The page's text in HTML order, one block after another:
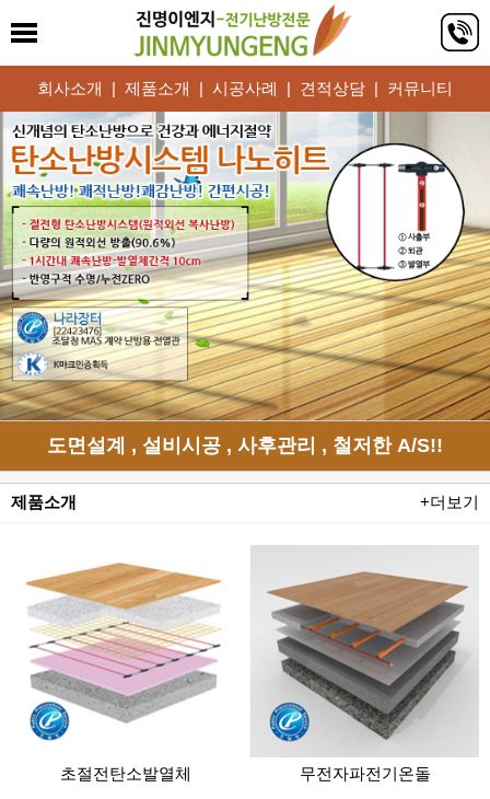
회사소개 | 제품소개 | 시공사례 | 견적상담 | 커뮤니티
도면설계 , 설비시공 , 사후관리 , 철저한 A/S!!
제품소개 +더보기
초절전탄소발열체 무전자파전기온돌